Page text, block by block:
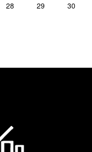
28 29 30